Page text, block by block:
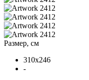
Размер, см
310x246
-